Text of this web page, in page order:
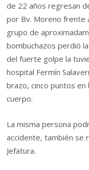
de 22 años regresan
por Bv. Moreno frente
grupo de
bombuchazos perdió
del fuerte golpe la
hospital Fermín
brazo, cinco puntos
cuerpo.
La misma persona
accidente, también se
Jefatura.